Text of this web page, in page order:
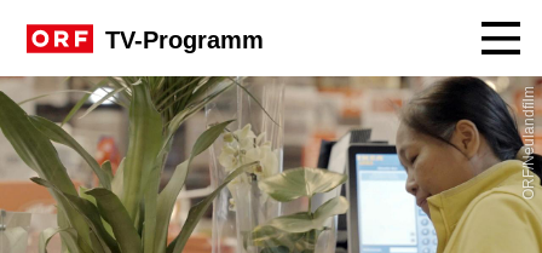
TV-Programm
ORF/Neulandfilm